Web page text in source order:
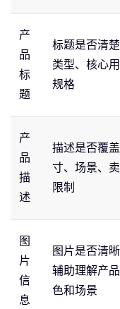
产
品
标
题
标题是否清
类型、核心
规格
产
品
描
述
描述是否覆
寸、场景、
限制
图
片
信
息
图片是否清
辅助理解产
色和场景